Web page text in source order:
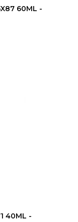
60ML -
40ML -